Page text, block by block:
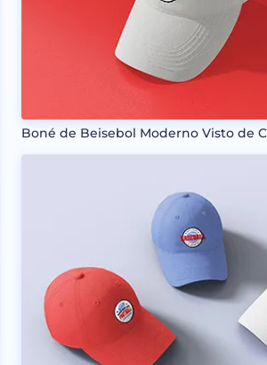
Boné de Beisebol Moderno Visto de